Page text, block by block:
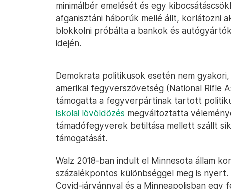
minimálbér emelését és egy
afganisztáni háborúk mellé állt, korlátozni
blokkolni próbálta a bankok és
idején.
Demokrata politikusok esetén nem
amerikai fegyverszövetség (National Rifle
támogatta a fegyverpártinak tartott
iskolai lövöldözés megváltoztatta
támadófegyverek betiltása mellett szállt
támogatását.
Walz 2018-ban indult el Minnesota állam
százalékpontos különbséggel meg is
Covid-járvánnyal és a Minneapolisban egy